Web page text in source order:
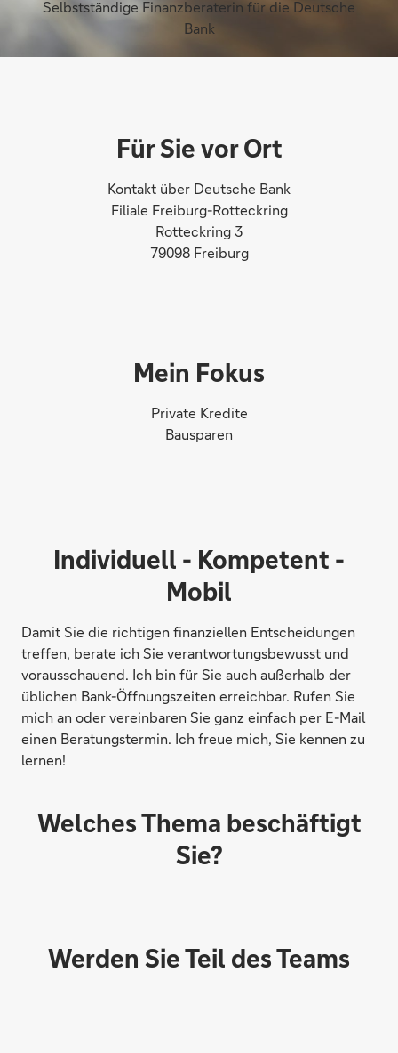
Selbstständige Finanzberaterin für die Deutsche
Bank
Für Sie vor Ort
Kontakt über Deutsche Bank
Filiale Freiburg-Rotteckring
Rotteckring 3
79098 Freiburg
Mein Fokus
Private Kredite
Bausparen
Individuell - Kompetent -
Mobil
Damit Sie die richtigen finanziellen Entscheidungen
treffen, berate ich Sie verantwortungsbewusst und
vorausschauend. Ich bin für Sie auch außerhalb der
üblichen Bank-Öffnungszeiten erreichbar. Rufen Sie
mich an oder vereinbaren Sie ganz einfach per E-Mail
einen Beratungstermin. Ich freue mich, Sie kennen zu
lernen!
Welches Thema beschäftigt
Sie?
Werden Sie Teil des Teams